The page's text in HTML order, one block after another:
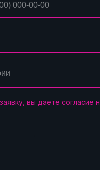
вы даете согласие